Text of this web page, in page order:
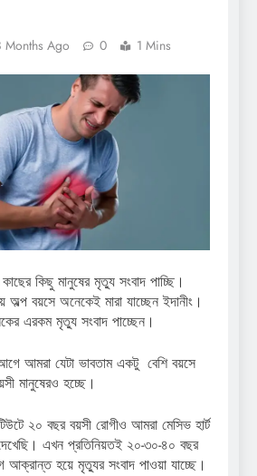
Months Ago 0 1 Mins
কিছু মানুষের মৃত্যু সংবাদ পাচ্ছি।
বয়সে অনেকেই মারা যাচ্ছেন ইদানীং।
এরকম মৃত্যু সংবাদ পাচ্ছেন।
আমরা যেটা ভাবতাম একটু বেশি বয়সে
মানুষেরও হচ্ছে।
২০ বছর বয়সী রোগীও আমরা মেসিভ হার্ট
এখন প্রতিনিয়তই ২০-৩০-৪০ বছর
আক্রান্ত হয়ে মৃত্যুর সংবাদ পাওয়া যাচ্ছে।